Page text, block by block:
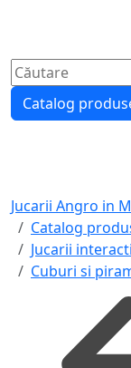
Catalog
Jucarii Angro in
Catalog
Jucarii
Cuburi si